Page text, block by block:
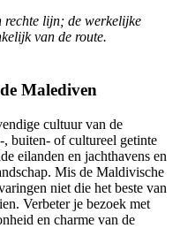
rechte lijn; de werkelijke
van de route.
Malediven
cultuur van de
buiten- of cultureel getinte
eilanden en jachthavens en
Mis de Maldivische
niet die het beste van
Verbeter je bezoek met
en charme van de